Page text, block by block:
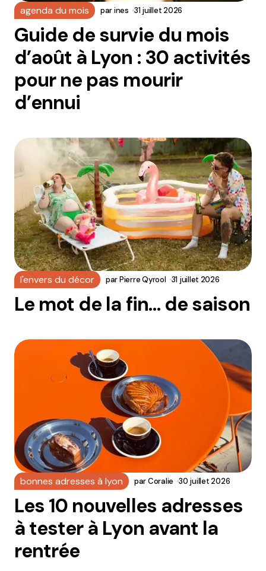
agenda du mois parines 31 juillet 2026
Guide de survie du mois
d’août à Lyon : 30 activités
pour ne pas mourir
d’ennui
l'envers du décor parPierre Qyrool 31 juillet 2026
Le mot de la fin… de saison
bonnes adresses à lyon parCoralie 30 juillet 2026
Les 10 nouvelles adresses
à tester à Lyon avant la
rentrée